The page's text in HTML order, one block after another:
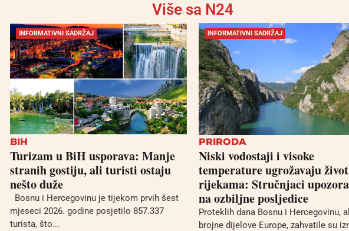
Više sa N24
INFORMATIVNI SADRŽAJ
BIH
Turizam u BiH usporava: Manje
stranih gostiju, ali turisti ostaju
nešto duže
Bosnu i Hercegovinu je tijekom prvih šest
mjeseci 2026. godine posjetilo 857.337
turista, što...
INFORMATIVNI SADRŽAJ
PRIRODA
Niski vodostaji i visoke
temperature ugrožavaju
rijekama: Stručnjaci
na ozbiljne posljedice
Proteklih dana Bosnu i Hercegovinu,
brojne dijelove Europe, zahvatile su